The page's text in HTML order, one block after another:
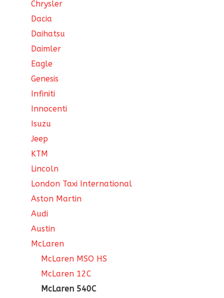
Chrysler
Dacia
Daihatsu
Daimler
Eagle
Genesis
Infiniti
Innocenti
Isuzu
Jeep
KTM
Lincoln
London Taxi International
Aston Martin
Audi
Austin
McLaren
McLaren MSO HS
McLaren 12C
McLaren 540C